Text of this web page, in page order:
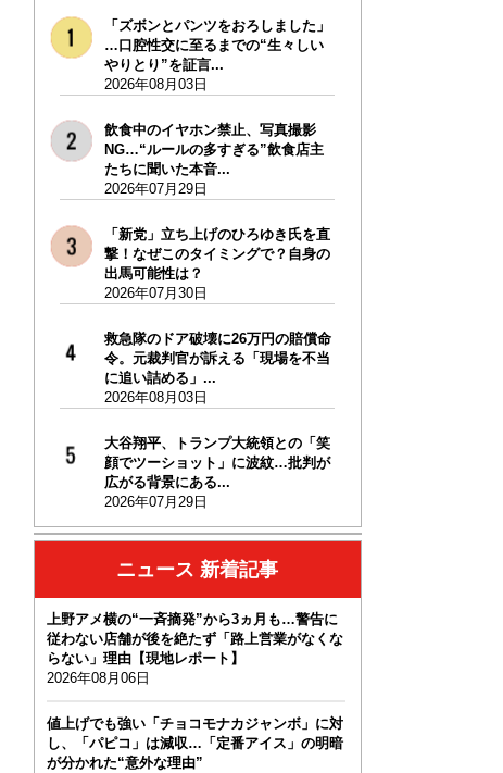
「ズボンとパンツをおろしました」
…口腔性交に至るまでの“生々しい
やりとり”を証言...
2026年08月03日
飲食中のイヤホン禁止、写真撮影
NG…“ルールの多すぎる”飲食店主
たちに聞いた本音...
2026年07月29日
「新党」立ち上げのひろゆき氏を直
撃！なぜこのタイミングで？自身の
出馬可能性は？
2026年07月30日
救急隊のドア破壊に26万円の賠償命
令。元裁判官が訴える「現場を不当
に追い詰める」...
2026年08月03日
大谷翔平、トランプ大統領との「笑
顔でツーショット」に波紋…批判が
広がる背景にある...
2026年07月29日
ニュース 新着記事
上野アメ横の“一斉摘発”から3ヵ月も…警告に
従わない店舗が後を絶たず「路上営業がなくな
らない」理由【現地レポート】
2026年08月06日
値上げでも強い「チョコモナカジャンボ」に対
し、「パピコ」は減収…「定番アイス」の明暗
が分かれた“意外な理由”